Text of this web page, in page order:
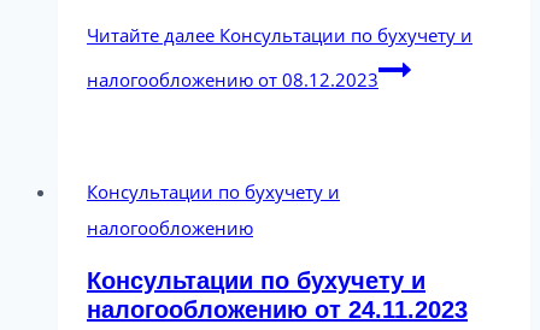
Читайте далее Консультации по бухучету и
налогообложению от 08.12.2023
Консультации по бухучету и
налогообложению
Консультации по бухучету и
налогообложению от 24.11.2023